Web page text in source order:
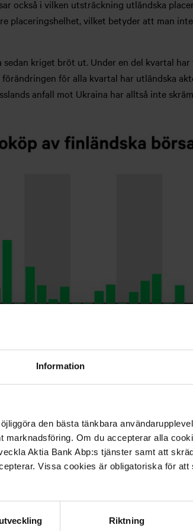
Information
den bästa tänkbara
marknadsföring. Om du accepterar alla
Aktia Bank Abp:s tjänster samt att
Vissa cookies är obligatoriska för att
Riktning
också i vilken utsträckning utländska
placeringshelhet, vilket betyder att man
kriget bröt ut. Under en del kvartal
för alla kvartal har utländska
anfall mot Ukraina har alltså inte
efter krigsutbrottet
ökade betydligt under 2021.
Nordeas aktier klarade sig bra 2021.